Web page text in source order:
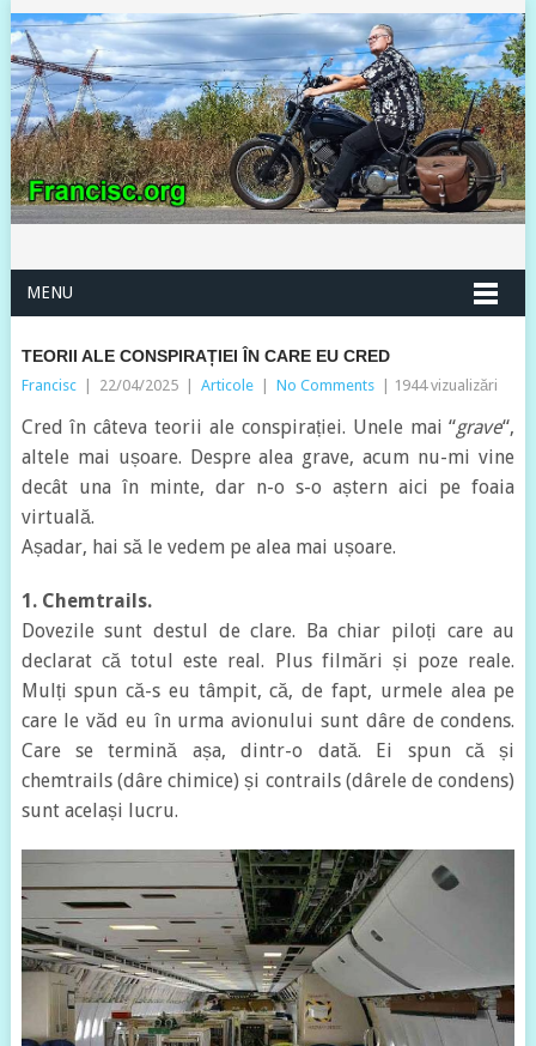
MENU
TEORII ALE CONSPIRAȚIEI ÎN CARE EU CRED
Francisc 22/04/2025 Articole No Comments | 1944 vizualizări
Cred în câteva teorii ale conspirației. Unele mai “grave“,
altele mai ușoare. Despre alea grave, acum nu-mi vine
decât una în minte, dar n-o s-o aștern aici pe foaia
virtuală.
Așadar, hai să le vedem pe alea mai ușoare.
1. Chemtrails.
Dovezile sunt destul de clare. Ba chiar piloți care au
declarat că totul este real. Plus filmări și poze reale.
Mulți spun că-s eu tâmpit, că, de fapt, urmele alea pe
care le văd eu în urma avionului sunt dâre de condens.
Care se termină așa, dintr-o dată. Ei spun că și
chemtrails (dâre chimice) și contrails (dârele de condens)
sunt același lucru.